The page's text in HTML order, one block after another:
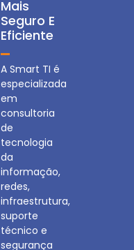
Mais
Seguro E
Eficiente
A Smart TI é
especializada
em
consultoria
de
tecnologia
da
informação,
redes,
infraestrutura,
suporte
técnico e
segurança